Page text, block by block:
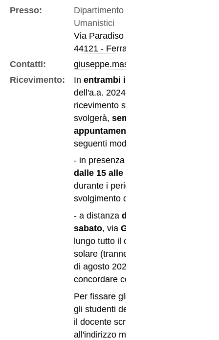
Presso:
Dipartimento di Studi
Umanistici
Via Paradiso 12
44121 - Ferrara
Contatti:
giuseppe.mascherpa@unife.it
Ricevimento:
Inentrambi i semestri
dell'a.a. 2024-2025 il
ricevimento studenti si
svolgerà,sempre
appuntamento
seguenti modalità:
- in presenza tutti i
dalle 15 alle 17
durante i periodi di
svolgimento delle lezioni;
- a distanzadal lunedì al
sabato, viaGoogle Meet
lungo tutto il corso dell'anno
solare (tranne che nel mese
di agosto 2025), in orari da
concordare con il docente.
Per fissare gli appuntamenti,
gli studenti devono contattare
il docente scrivendo
all'indirizzo mail istituzionale: